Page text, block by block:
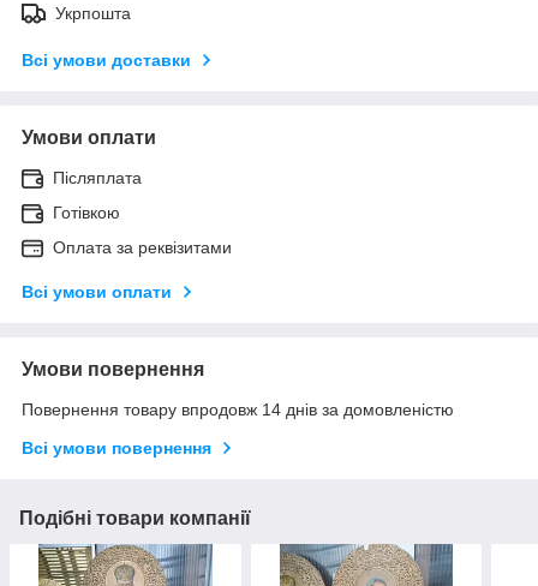
Укрпошта
Всі умови доставки
Умови оплати
Післяплата
Готівкою
Оплата за реквізитами
Всі умови оплати
Умови повернення
Повернення товару впродовж 14 днів за домовленістю
Всі умови повернення
Подібні товари компанії